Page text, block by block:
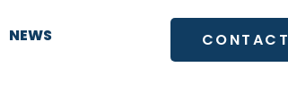
NEWS CONTACT